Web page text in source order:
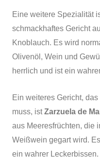
Eine weitere Spezialität
schmackhaftes Gericht
Knoblauch. Es wird
Olivenöl, Wein und
herrlich und ist ein
Ein weiteres Gericht,
muss, istZarzuela de
aus Meeresfrüchten, die
Weißwein gegart wird.
ein wahrer Leckerbissen.